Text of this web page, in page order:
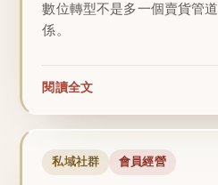
數位轉型不是多一個賣貨管
係。
閱讀全文
私域社群 會員經營